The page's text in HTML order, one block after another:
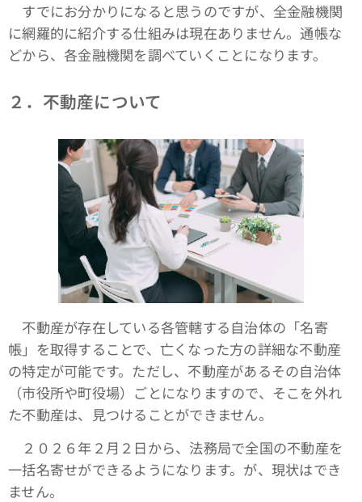
すでにお分かりになると思うのですが、全金融機関
に網羅的に紹介する仕組みは現在ありません。通帳な
どから、各金融機関を調べていくことになります。
２．不動産について
不動産が存在している各管轄する自治体の「名寄
帳」を取得することで、亡くなった方の詳細な不動産
の特定が可能です。ただし、不動産があるその自治体
（市役所や町役場）ごとになりますので、そこを外れ
た不動産は、見つけることができません。
２０２６年２月２日から、法務局で全国の不動産を
一括名寄せができるようになります。が、現状はでき
ません。